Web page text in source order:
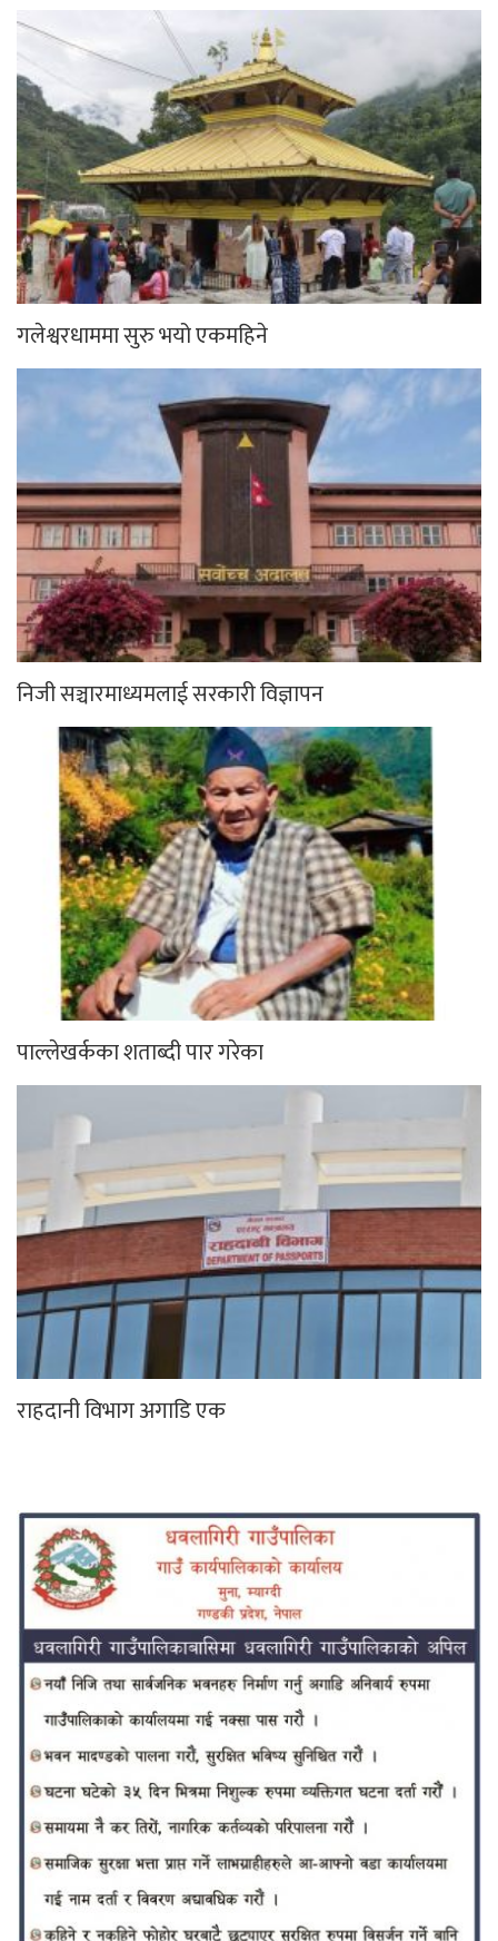
गलेश्वरधाममा सुरु भयो एकमहिने
निजी सञ्चारमाध्यमलाई सरकारी विज्ञापन
पाल्लेखर्कका शताब्दी पार गरेका
राहदानी विभाग अगाडि एक